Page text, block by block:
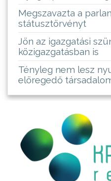
Megszavazta a
státusztörvényt
Jön az igazgatási
közigazgatásban is
Tényleg nem lesz
elöregedő